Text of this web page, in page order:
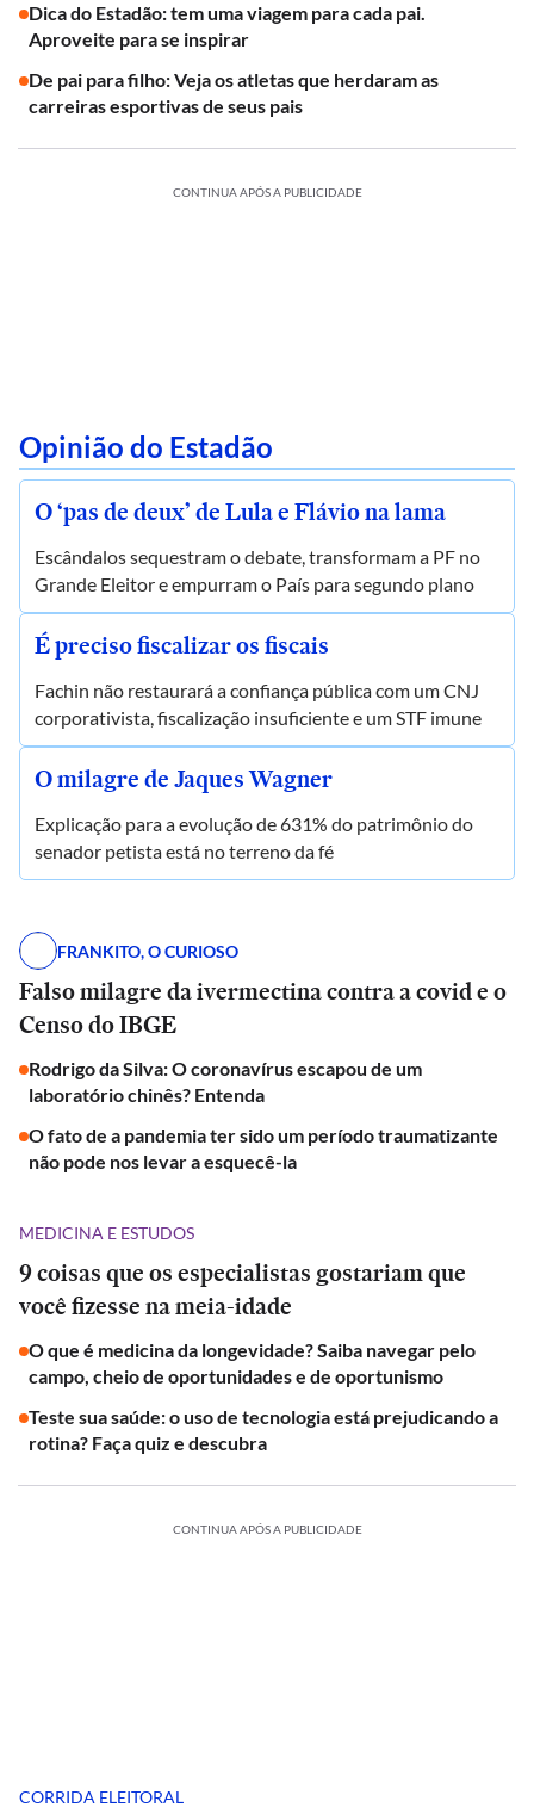
Dica do Estadão: tem uma viagem para cada pai.
Aproveite para se inspirar
De pai para filho: Veja os atletas que herdaram as
carreiras esportivas de seus pais
CONTINUA APÓS A PUBLICIDADE
Opinião do Estadão
O ‘pas de deux’ de Lula e Flávio na lama
Escândalos sequestram o debate, transformam a PF no
Grande Eleitor e empurram o País para segundo plano
É preciso fiscalizar os fiscais
Fachin não restaurará a confiança pública com um CNJ
corporativista, fiscalização insuficiente e um STF imune
O milagre de Jaques Wagner
Explicação para a evolução de 631% do patrimônio do
senador petista está no terreno da fé
FRANKITO, O CURIOSO
Falso milagre da ivermectina contra a covid e o
Censo do IBGE
Rodrigo da Silva: O coronavírus escapou de um
laboratório chinês? Entenda
O fato de a pandemia ter sido um período traumatizante
não pode nos levar a esquecê-la
MEDICINA E ESTUDOS
9 coisas que os especialistas gostariam que
você fizesse na meia-idade
O que é medicina da longevidade? Saiba navegar pelo
campo, cheio de oportunidades e de oportunismo
Teste sua saúde: o uso de tecnologia está prejudicando a
rotina? Faça quiz e descubra
CONTINUA APÓS A PUBLICIDADE
CORRIDA ELEITORAL